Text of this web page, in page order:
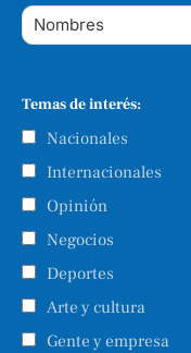
Temas de interés:
Nacionales
Internacionales
Opinión
Negocios
Deportes
Arte y cultura
Gente y empresa